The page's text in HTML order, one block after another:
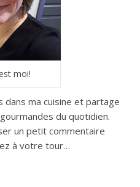
moi!
dans ma cuisine et partage
du quotidien.
un petit commentaire
à votre tour…